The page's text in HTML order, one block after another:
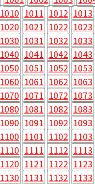
1010 1011 1012 1013
1020 1021 1022 1023
1030 1031 1032 1033
1040 1041 1042 1043
1050 1051 1052 1053
1060 1061 1062 1063
1070 1071 1072 1073
1080 1081 1082 1083
1090 1091 1092 1093
1100 1101 1102 1103
1110 1111 1112 1113
1120 1121 1122 1123
1130 1131 1132 1133